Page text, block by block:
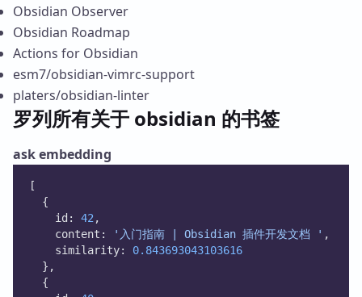
Obsidian Observer
Obsidian Roadmap
Actions for Obsidian
esm7/obsidian-vimrc-support
platers/obsidian-linter
罗列所有关于 obsidian 的书签
ask embedding
[
  {
    id:
42 ,
    content:
'入门指南 | Obsidian 插件开发文档 ' ,
    similarity:
0.843693043103616
  },
  {